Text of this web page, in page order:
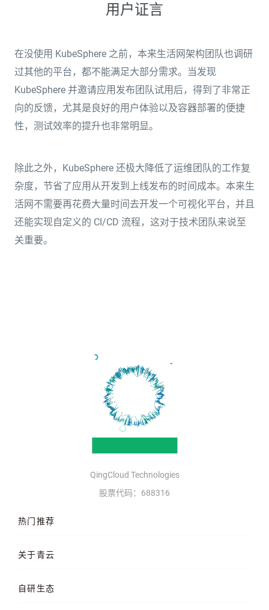
用户证言
在没使用 KubeSphere 之前，本来生活网架构团队也调研
过其他的平台，都不能满足大部分需求。当发现
KubeSphere 并邀请应用发布团队试用后，得到了非常正
向的反馈，尤其是良好的用户体验以及容器部署的便捷
性，测试效率的提升也非常明显。
除此之外，KubeSphere 还极大降低了运维团队的工作复
杂度，节省了应用从开发到上线发布的时间成本。本来生
活网不需要再花费大量时间去开发一个可视化平台，并且
还能实现自定义的 CI/CD 流程，这对于技术团队来说至
关重要。
QingCloud Technologies
股票代码：688316
热门推荐
QKE 容器引擎
关于青云
品牌理念
自研生态